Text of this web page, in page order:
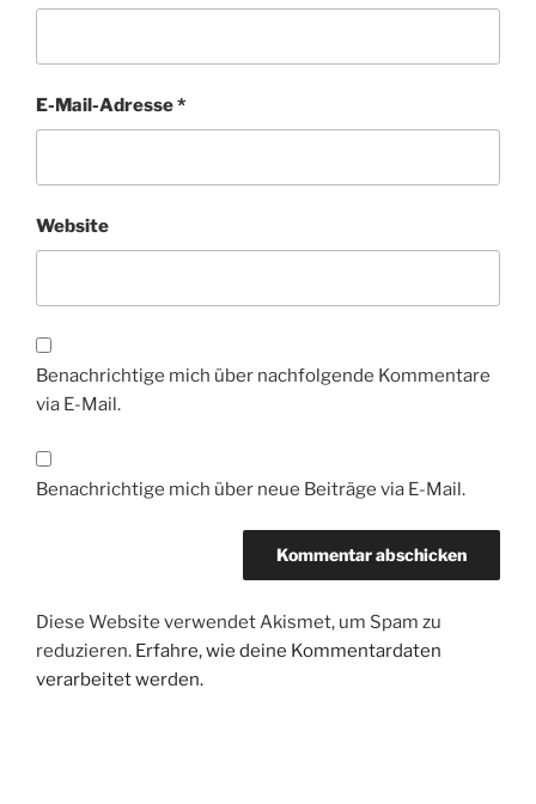
E-Mail-Adresse*
Website
Benachrichtige mich über nachfolgende Kommentare
via E-Mail.
Benachrichtige mich über neue Beiträge via E-Mail.
Diese Website verwendet Akismet, um Spam zu
reduzieren. Erfahre, wie deine Kommentardaten
verarbeitet werden.